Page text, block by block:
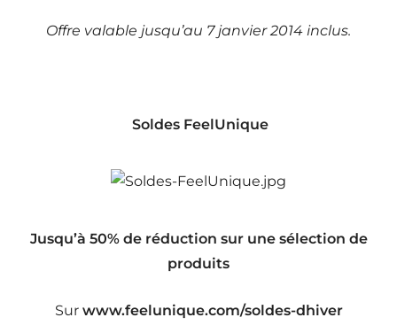
Offre valable jusqu’au 7 janvier 2014 inclus.
Soldes FeelUnique
Jusqu’à 50% de réduction sur une sélection de
produits
Sur www.feelunique.com/soldes-dhiver